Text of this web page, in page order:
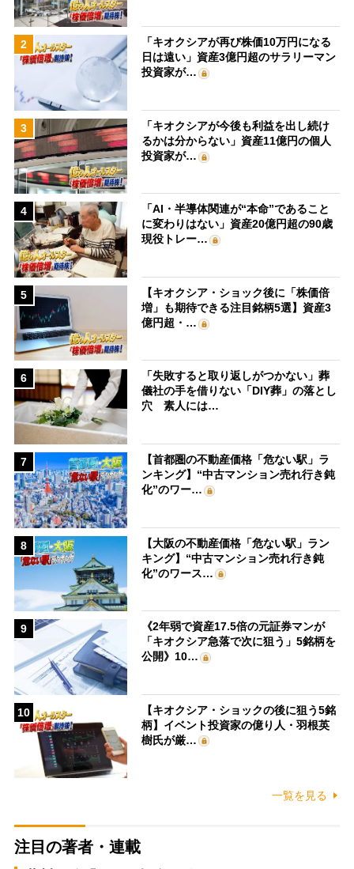
2
「キオクシアが再び株価10万円になる
日は遠い」資産3億円超のサラリーマン
投資家が…
3
「キオクシアが今後も利益を出し続け
るかは分からない」資産11億円の個人
投資家が…
4
「AI・半導体関連が“本命”であること
に変わりはない」資産20億円超の90歳
現役トレー…
5
【キオクシア・ショック後に「株価倍
増」も期待できる注目銘柄5選】資産3
億円超・…
6
「失敗すると取り返しがつかない」葬
儀社の手を借りない「DIY葬」の落とし
穴 素人には…
7
【首都圏の不動産価格「危ない駅」ラ
ンキング】“中古マンション売れ行き鈍
化”のワー…
8
【大阪の不動産価格「危ない駅」ラン
キング】“中古マンション売れ行き鈍
化”のワース…
9
《2年弱で資産17.5倍の元証券マンが
「キオクシア急落で次に狙う」5銘柄を
公開》10…
10
【キオクシア・ショックの後に狙う5銘
柄】イベント投資家の億り人・羽根英
樹氏が厳…
一覧を見る
注目の著者・連載